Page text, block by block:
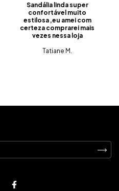
Sandália linda super
confortável muito
estilosa ,eu amei com
certeza comprarei mais
vezes nessa loja
Tatiane M.